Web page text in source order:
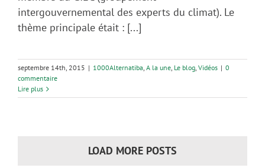
intergouvernemental des experts du climat). Le
thème principale était : [...]
septembre 14th, 2015 | 1000Alternatiba, A la une, Le blog, Vidéos | 0
commentaire
Lire plus
LOAD MORE POSTS